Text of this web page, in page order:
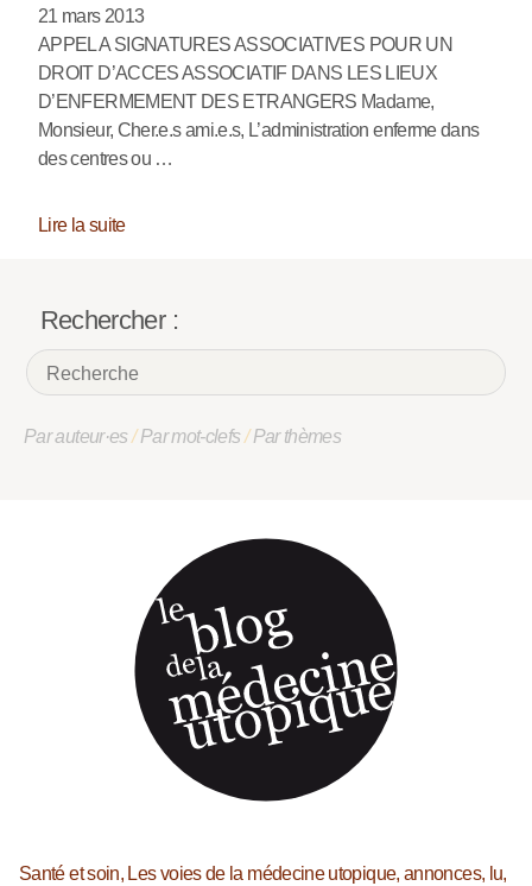
21 mars 2013
APPEL A SIGNATURES ASSOCIATIVES POUR UN
DROIT D’ACCES ASSOCIATIF DANS LES LIEUX
D’ENFERMEMENT DES ETRANGERS Madame,
Monsieur, Cher.e.s ami.e.s, L’administration enferme dans
des centres ou …
Lire la suite
Rechercher :
Par auteur·es/Par mot-clefs/Par thèmes
Santé et soin, Les voies de la médecine utopique, annonces, lu,